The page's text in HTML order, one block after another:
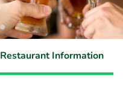
Restaurant Information